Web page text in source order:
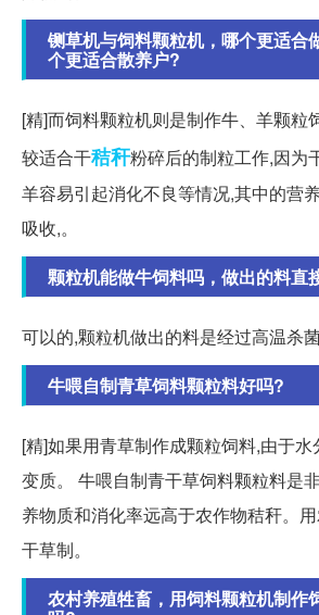
铡草机与饲料颗粒机，哪个更适合
个更适合散养户?
[精]而饲料颗粒机则是制作牛、羊颗粒
较适合干秸秆粉碎后的制粒工作,因为
羊容易引起消化不良等情况,其中的营
吸收,。
颗粒机能做牛饲料吗，做出的料直
可以的,颗粒机做出的料是经过高温杀
牛喂自制青草饲料颗粒料好吗?
[精]如果用青草制作成颗粒饲料,由于
变质。 牛喂自制青干草饲料颗粒料是
养物质和消化率远高于农作物秸秆。
干草制。
农村养殖牲畜，用饲料颗粒机制作